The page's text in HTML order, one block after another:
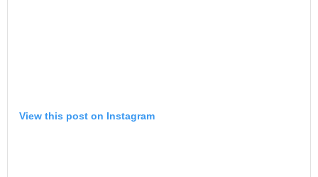
View this post on Instagram